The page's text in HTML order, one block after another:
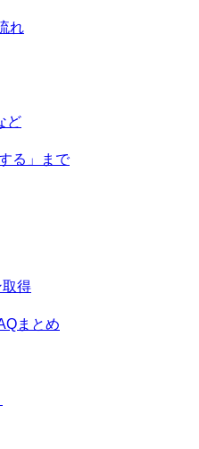
れ
ど
る」まで
得
まとめ